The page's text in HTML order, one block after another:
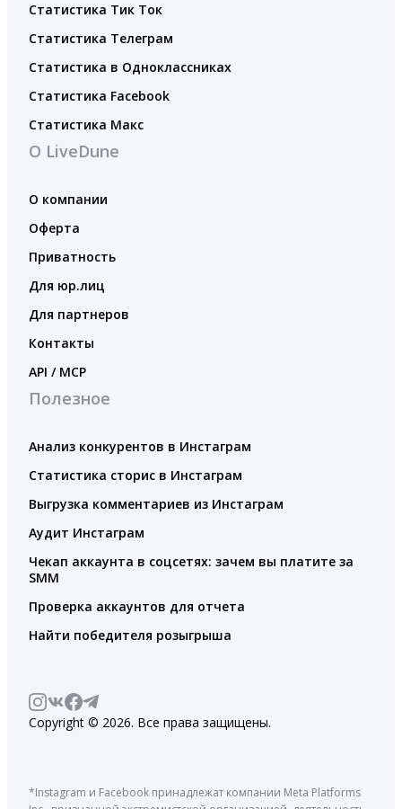
Статистика Тик Ток
Статистика Телеграм
Статистика в Одноклассниках
Статистика Facebook
Статистика Макс
О LiveDune
О компании
Оферта
Приватность
Для юр.лиц
Для партнеров
Контакты
API / MCP
Полезное
Анализ конкурентов в Инстаграм
Статистика сторис в Инстаграм
Выгрузка комментариев из Инстаграм
Аудит Инстаграм
Чекап аккаунта в соцсетях: зачем вы платите за
SMM
Проверка аккаунтов для отчета
Найти победителя розыгрыша
Copyright © 2026. Все права защищены.
*Instagram и Facebook принадлежат компании Meta Platforms